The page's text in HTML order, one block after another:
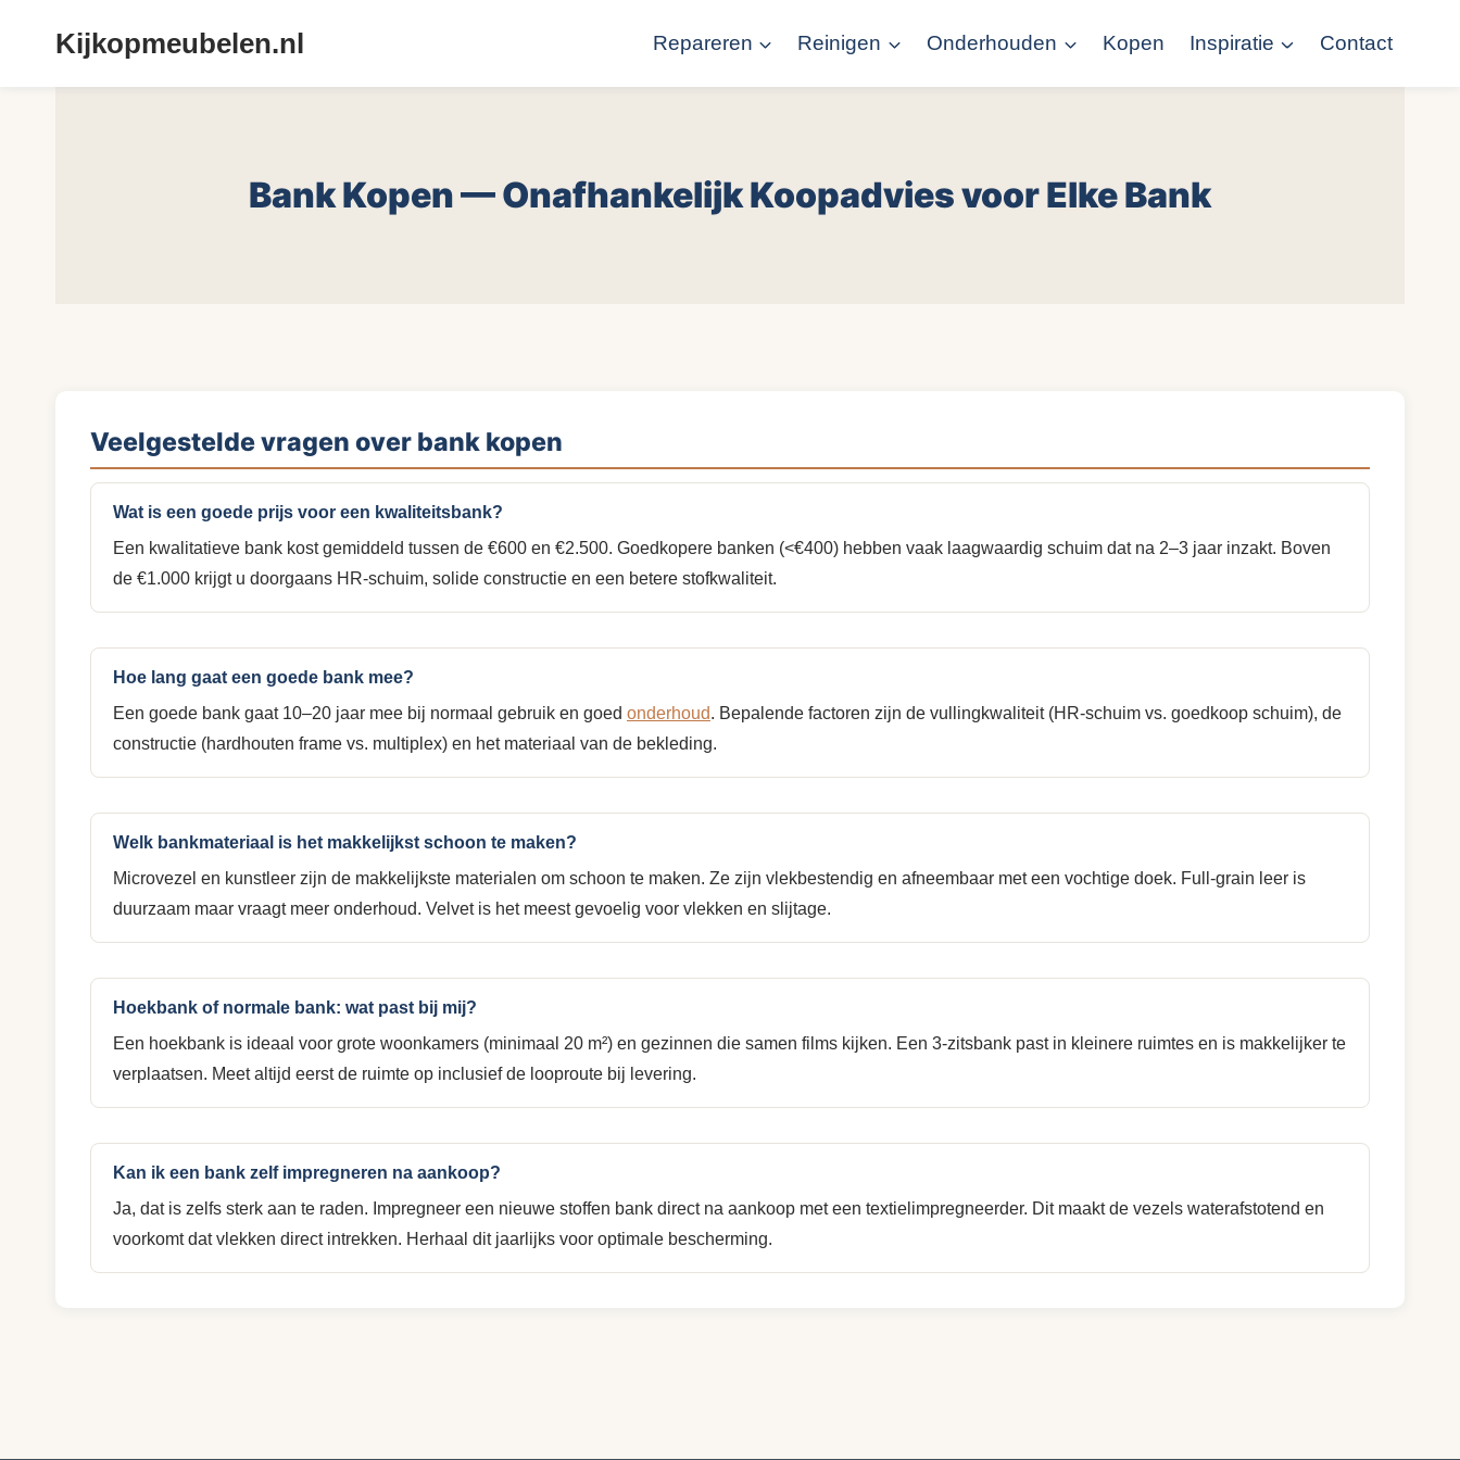
Kijkopmeubelen.nl Repareren Reinigen Onderhouden Kopen Inspiratie Contact
Bank Kopen — Onafhankelijk Koopadvies voor Elke Bank
Veelgestelde vragen over bank kopen
Wat is een goede prijs voor een kwaliteitsbank?
Een kwalitatieve bank kost gemiddeld tussen de €600 en €2.500. Goedkopere banken (<€400) hebben vaak laagwaardig schuim dat na 2–3 jaar inzakt. Boven
de €1.000 krijgt u doorgaans HR-schuim, solide constructie en een betere stofkwaliteit.
Hoe lang gaat een goede bank mee?
Een goede bank gaat 10–20 jaar mee bij normaal gebruik en goed onderhoud. Bepalende factoren zijn de vullingkwaliteit (HR-schuim vs. goedkoop schuim), de
constructie (hardhouten frame vs. multiplex) en het materiaal van de bekleding.
Welk bankmateriaal is het makkelijkst schoon te maken?
Microvezel en kunstleer zijn de makkelijkste materialen om schoon te maken. Ze zijn vlekbestendig en afneembaar met een vochtige doek. Full-grain leer is
duurzaam maar vraagt meer onderhoud. Velvet is het meest gevoelig voor vlekken en slijtage.
Hoekbank of normale bank: wat past bij mij?
Een hoekbank is ideaal voor grote woonkamers (minimaal 20 m²) en gezinnen die samen films kijken. Een 3-zitsbank past in kleinere ruimtes en is makkelijker te
verplaatsen. Meet altijd eerst de ruimte op inclusief de looproute bij levering.
Kan ik een bank zelf impregneren na aankoop?
Ja, dat is zelfs sterk aan te raden. Impregneer een nieuwe stoffen bank direct na aankoop met een textielimpregneerder. Dit maakt de vezels waterafstotend en
voorkomt dat vlekken direct intrekken. Herhaal dit jaarlijks voor optimale bescherming.